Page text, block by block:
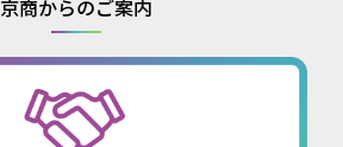
京商からのご案内